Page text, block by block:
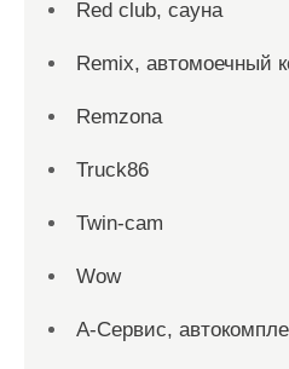
Red сlub, сауна
Remix, автомоечный
Remzona
Truck86
Twin-cam
Wow
А-Сервис,